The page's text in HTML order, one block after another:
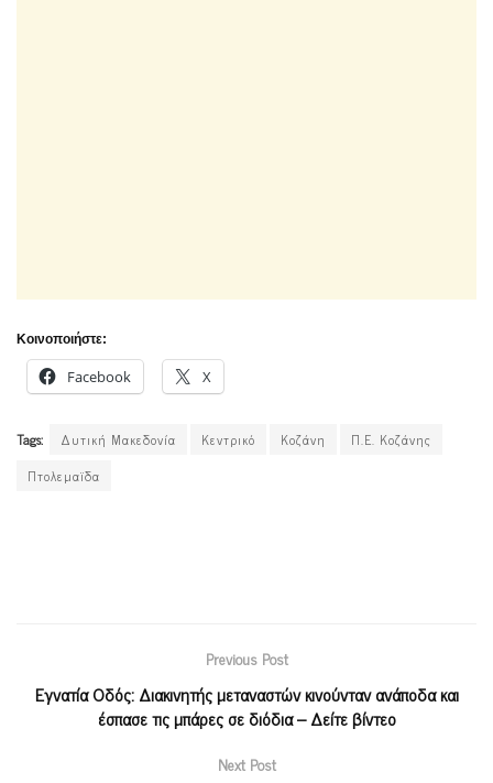
Κοινοποιήστε:
Facebook X
Tags: Δυτική Μακεδονία Κεντρικό Κοζάνη
Π.Ε. Κοζάνης
Πτολεμαϊδα
Previous Post
Εγνατία Οδός: Διακινητής μεταναστών κινούνταν ανάποδα και
έσπασε τις μπάρες σε διόδια – Δείτε βίντεο
Next Post